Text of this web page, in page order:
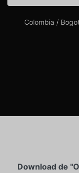
Colombia /
Download de